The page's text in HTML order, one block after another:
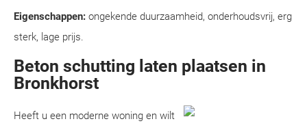
Eigenschappen: ongekende duurzaamheid, onderhoudsvrij, erg
sterk, lage prijs.
Beton schutting laten plaatsen in
Bronkhorst
Heeft u een moderne woning en wilt